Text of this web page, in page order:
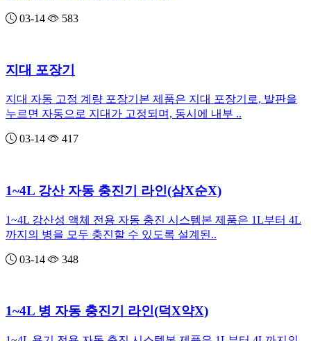
03-14 583
지대 포장기
지대 자동 고정 계량 포장기본 제품은 지대 포장기로, 발판을
누르면 자동으로 지대가 고정되며, 동시에 내부 ..
03-14 417
1~4L 강산 자동 충진기 라인(삼X순X)
1~4L 강산성 액체 전용 자동 충진 시스템본 제품은 1L부터 4L
까지의 병을 모두 충진할 수 있도록 설계된..
03-14 348
1~4L 병 자동 충진기 라인(덕X약X)